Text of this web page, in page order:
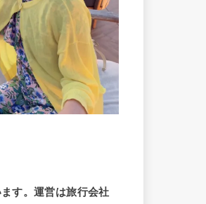
す。運営は旅行会社